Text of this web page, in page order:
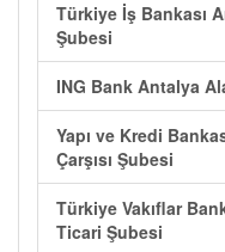
Türkiye İş Bankası
Şubesi
ING Bank Antalya
Yapı ve Kredi
Çarşısı Şubesi
Türkiye Vakıflar
Ticari Şubesi